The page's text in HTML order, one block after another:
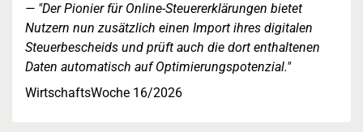
"Der Pionier für Online-Steuererklärungen bietet
Nutzern nun zusätzlich einen Import ihres digitalen
Steuerbescheids und prüft auch die dort enthaltenen
Daten automatisch auf Optimierungspotenzial."
WirtschaftsWoche 16/2026